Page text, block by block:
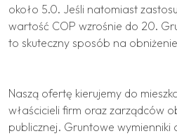
około 5.0. Jeśli natomiast
wartość COP wzrośnie do 20.
to skuteczny sposób na
Naszą ofertę kierujemy do
właścicieli firm oraz zarządców
publicznej. Gruntowe